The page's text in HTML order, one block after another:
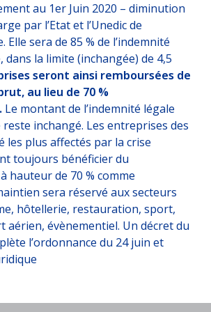
au 1er Juin 2020 – diminution
par l’Etat et l’Unedic de
Elle sera de 85 % de l’indemnité
dans la limite (inchangée) de 4,5
seront ainsi remboursées de
au lieu de 70 %
Le montant de l’indemnité légale
inchangé. Les entreprises des
les plus affectés par la crise
toujours bénéficier du
hauteur de 70 % comme
sera réservé aux secteurs
hôtellerie, restauration, sport,
évènementiel. Un décret du
l’ordonnance du 24 juin et